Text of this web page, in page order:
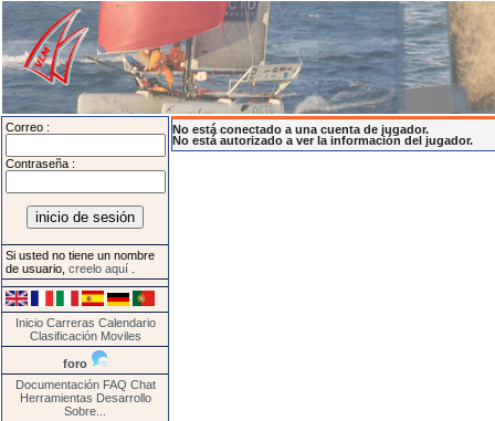
Correo :
Contraseña :
Si usted no tiene un nombre
de usuario, creelo aquí
Inicio Carreras Calendario
Clasificación Moviles
foro
Documentación FAQ Chat
Herramientas Desarrollo
Sobre...
No está conectado a una cuenta de jugador.
No está autorizado a ver la información del jugador.